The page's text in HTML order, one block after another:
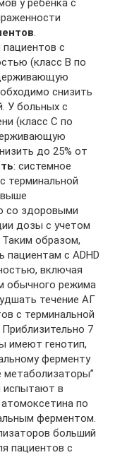
у ребенка с
.
пациентов с
(класс B по
снизить
У больных с
(класс С по
до 25% от
: системное
терминальной
со здоровыми
дозы с учетом
образом,
пациентам с ADHD
включая
обычного режима
течение АГ
с терминальной
7
имеют генотип,
ферменту
метаболизаторы”
испытают в
по
ферментом.
больший
пациентов с